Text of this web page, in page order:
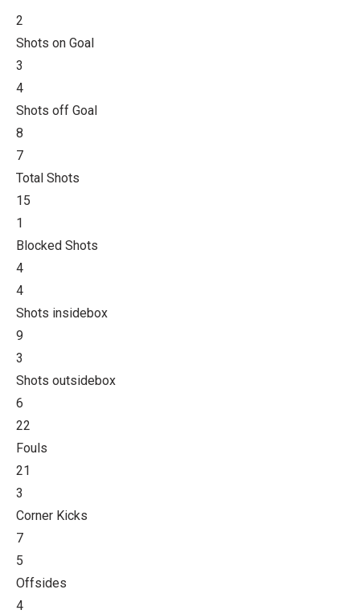
2
Shots on Goal
3
4
Shots off Goal
8
7
Total Shots
15
1
Blocked Shots
4
4
Shots insidebox
9
3
Shots outsidebox
6
22
Fouls
21
3
Corner Kicks
7
5
Offsides
4